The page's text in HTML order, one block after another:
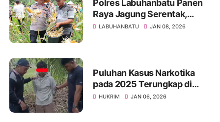
Polres Labuhanbatu Panen
Raya Jagung Serentak,
Dukung Ketahanan Pangan
LABUHANBATU JAN 08, 2026
Puluhan Kasus Narkotika
pada 2025 Terungkap di
Pangkatan dan Bilah Hilir,
HUKRIM JAN 06, 2026